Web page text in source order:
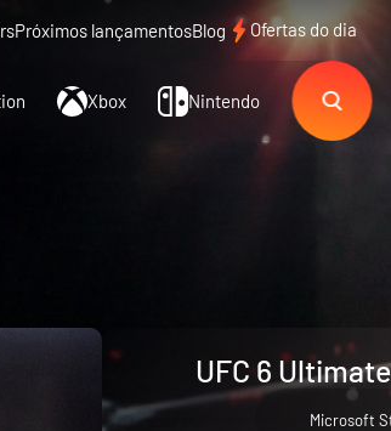
Próximos lançamentosBlog Ofertas do dia
Xbox Nintendo
UFC 6
Microsoft